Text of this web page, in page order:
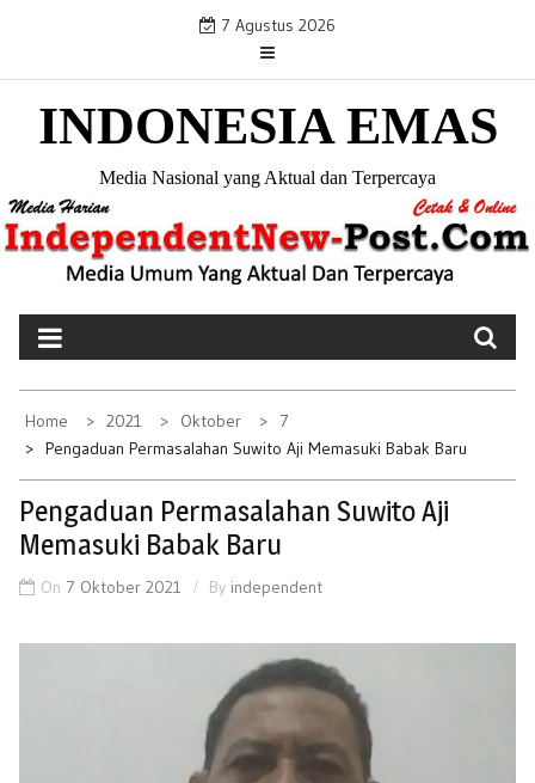
i
o
7 Agustus 2026
INDONESIA EMAS
Media Nasional yang Aktual dan Terpercaya
Home 2021 Oktober
7
Pengaduan Permasalahan Suwito Aji Memasuki Babak Baru
Pengaduan Permasalahan Suwito Aji
Memasuki Babak Baru
On 7 Oktober 2021 By independent